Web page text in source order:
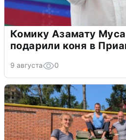
Комику Азамату
подарили коня в
9 августа 0